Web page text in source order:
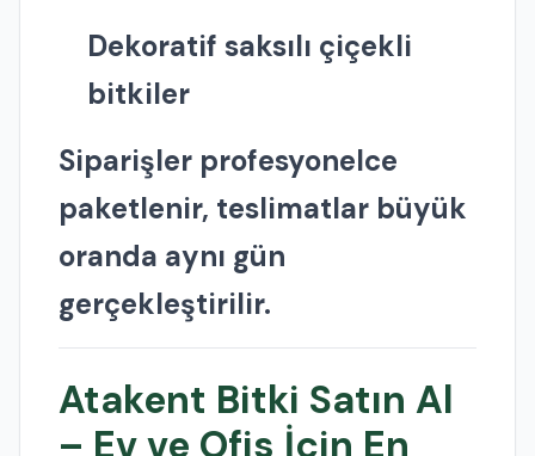
Dekoratif saksılı çiçekli
bitkiler
Siparişler profesyonelce
paketlenir, teslimatlar büyük
oranda aynı gün
gerçekleştirilir.
Atakent Bitki Satın Al
– Ev ve Ofis İçin En